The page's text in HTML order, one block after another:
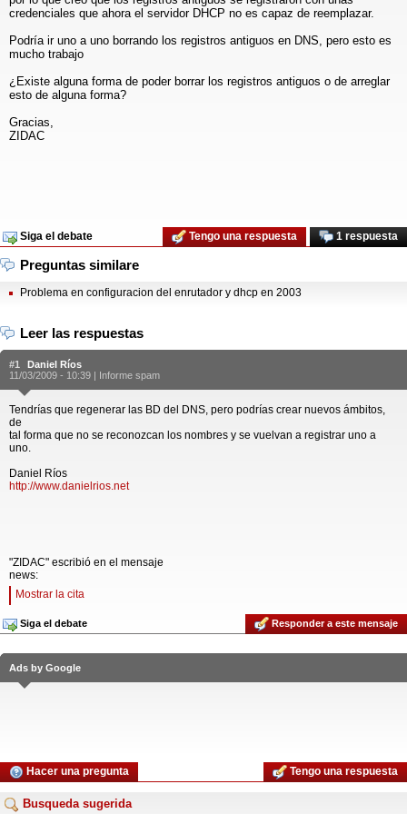
credenciales que ahora el servidor DHCP no es capaz de reemplazar.
Podría ir uno a uno borrando los registros antiguos en DNS, pero esto es
mucho trabajo
¿Existe alguna forma de poder borrar los registros antiguos o de arreglar
esto de alguna forma?
Gracias,
ZIDAC
Siga el debate 1 respuesta
Tengo una respuesta
Preguntas similare
Problema en configuracion del enrutador y dhcp en 2003
Leer las respuestas
#1
Daniel Ríos
11/03/2009 - 10:39 | Informe spam
Tendrías que regenerar las BD del DNS, pero podrías crear nuevos ámbitos,
de
tal forma que no se reconozcan los nombres y se vuelvan a registrar uno a
uno.
Daniel Ríos
http://www.danielrios.net
"ZIDAC" escribió en el mensaje
news:
Mostrar la cita
Siga el debate Responder a este mensaje
Ads by Google
Hacer una pregunta Tengo una respuesta
Busqueda sugerida